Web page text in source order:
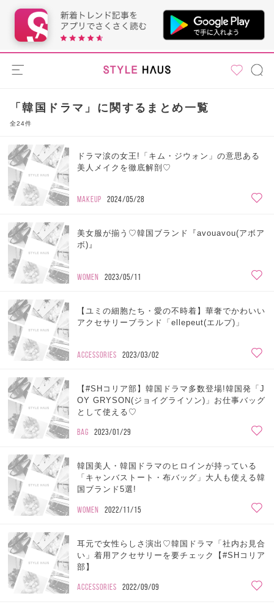
「韓国ドラマ」に関するまとめ一覧
全24件
ドラマ涙の女王!「キム・ジウォン」の意思ある
美人メイクを徹底解剖♡
MAKEUP 2024/05/28
美女服が揃う♡韓国ブランド『avouavou(アボア
ボ)』
WOMEN 2023/05/11
【ユミの細胞たち・愛の不時着】華奢でかわいい
アクセサリーブランド「ellepeut(エルプ)」
ACCESSORIES 2023/03/02
【#SHコリア部】韓国ドラマ多数登場!韓国発「J
OY GRYSON(ジョイグライソン)」お仕事バッグ
として使える♡
BAG 2023/01/29
韓国美人・韓国ドラマのヒロインが持っている
「キャンバストート・布バッグ」大人も使える韓
国ブランド5選!
WOMEN 2022/11/15
耳元で女性らしさ演出♡韓国ドラマ「社内お見合
い」着用アクセサリーを要チェック【#SHコリア
部】
ACCESSORIES 2022/09/09